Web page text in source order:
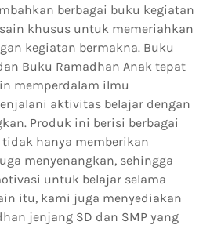
berbagai buku kegiatan
khusus untuk memeriahkan
kegiatan bermakna. Buku
Buku Ramadhan Anak tepat
memperdalam ilmu
aktivitas belajar dengan
Produk ini berisi berbagai
hanya memberikan
menyenangkan, sehingga
untuk belajar selama
itu, kami juga menyediakan
jenjang SD dan SMP yang